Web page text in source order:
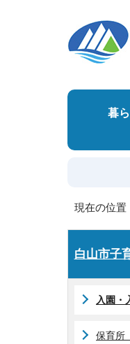
暮
現在の位置
白山市子
入園・
保育所